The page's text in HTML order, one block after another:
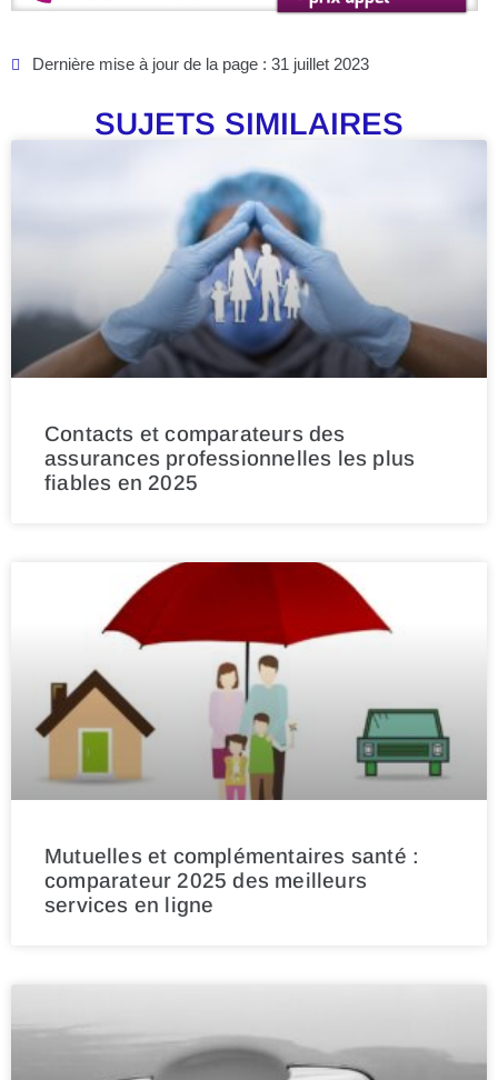
Dernière mise à jour de la page : 31 juillet 2023
SUJETS SIMILAIRES
Contacts et comparateurs des
assurances professionnelles les plus
fiables en 2025
Mutuelles et complémentaires santé :
comparateur 2025 des meilleurs
services en ligne